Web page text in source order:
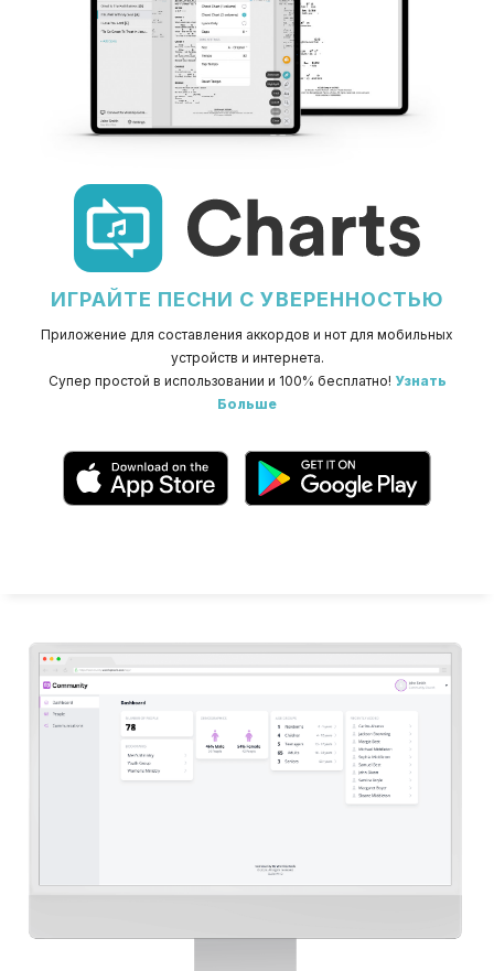
ИГРАЙТЕ ПЕСНИ С УВЕРЕННОСТЬЮ
Приложение для составления аккордов и нот для мобильных
устройств и интернета.
Супер простой в использовании и 100% бесплатно! Узнать
Больше